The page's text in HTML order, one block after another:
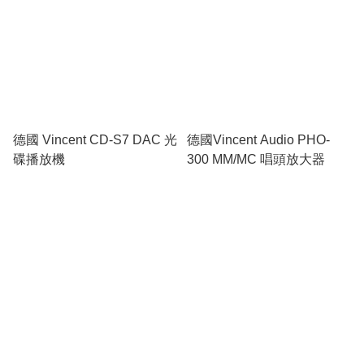
德國 Vincent CD-S7 DAC 光
碟播放機
德國Vincent Audio PHO-
300 MM/MC 唱頭放大器